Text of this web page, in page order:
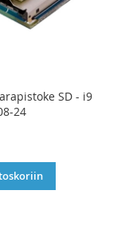
SD - i9
24